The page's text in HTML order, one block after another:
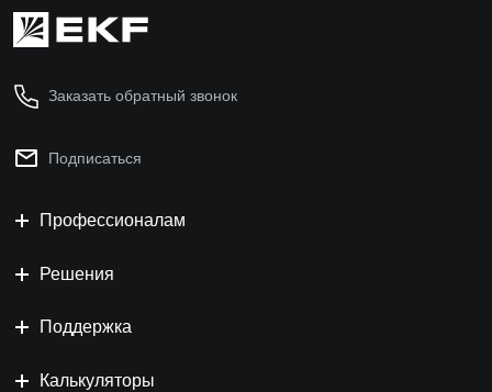
Заказать обратный звонок
Подписаться
Профессионалам
Решения
Поддержка
Калькуляторы